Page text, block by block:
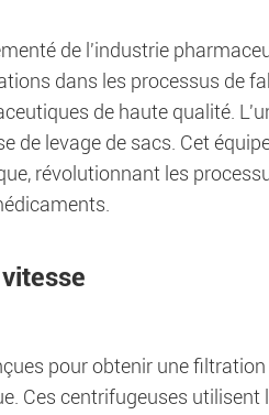
de l'industrie
dans les processus de
de haute qualité.
de levage de sacs. Cet
révolutionnant les
pour obtenir une
Ces centrifugeuses utilisent